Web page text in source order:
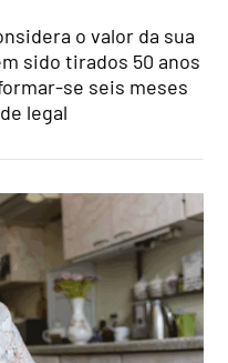
o valor da sua
sido tirados 50 anos
se seis meses
legal